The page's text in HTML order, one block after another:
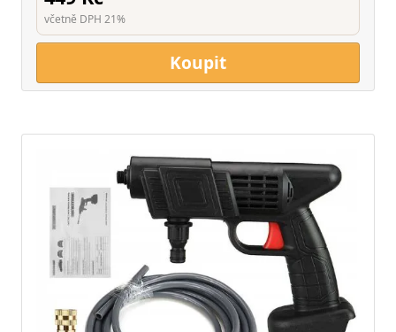
včetně DPH 21%
Koupit